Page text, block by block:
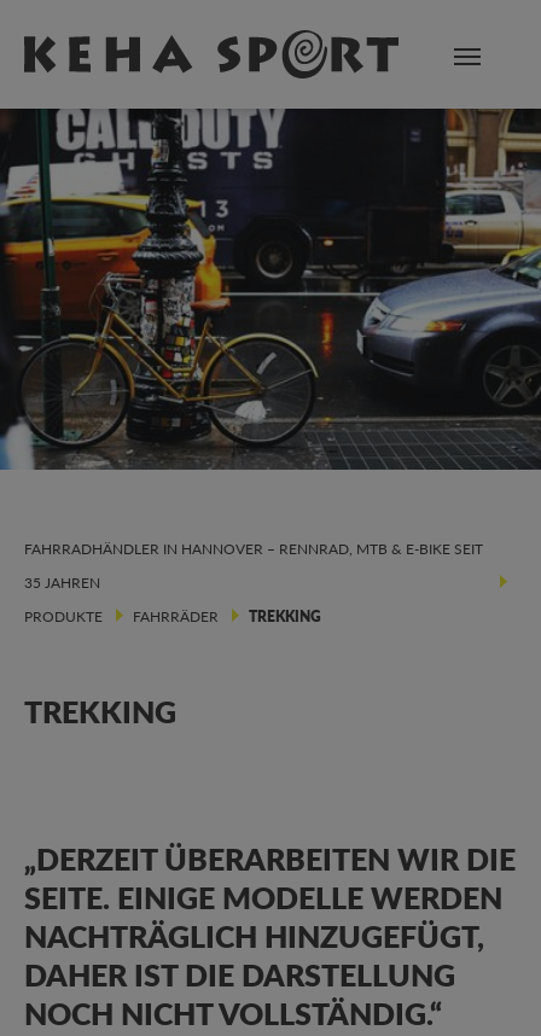
FAHRRADHÄNDLER IN HANNOVER – RENNRAD, MTB & E-BIKE SEIT
35 JAHREN
PRODUKTE
FAHRRÄDER TREKKING
TREKKING
„DERZEIT ÜBERARBEITEN WIR DIE
SEITE. EINIGE MODELLE WERDEN
NACHTRÄGLICH HINZUGEFÜGT,
DAHER IST DIE DARSTELLUNG
NOCH NICHT VOLLSTÄNDIG.“